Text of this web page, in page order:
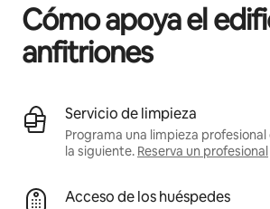
Cómo apoya el
anfitriones
Servicio de limpieza
Programa una limpieza
la siguiente. Reserva un profesional
Acceso de los huéspedes